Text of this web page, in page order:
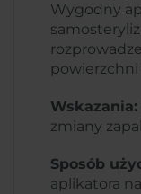
Wygodny
powierzchni
Wskazania:
zmiany
Sposób
aplikatora